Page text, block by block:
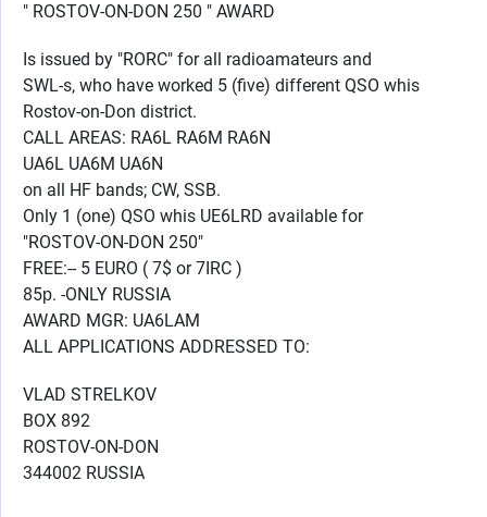
" ROSTOV-ON-DON 250 " AWARD
Is issued by "RORC" for all radioamateurs and
SWL-s, who have worked 5 (five) different QSO whis
Rostov-on-Don district.
CALL AREAS: RA6L RA6M RA6N
UA6L UA6M UA6N
on all HF bands; CW, SSB.
Only 1 (one) QSO whis UE6LRD available for
"ROSTOV-ON-DON 250"
FREE:-- 5 EURO ( 7$ or 7IRC )
85р. -ONLY RUSSIA
AWARD MGR: UA6LAM
ALL APPLICATIONS ADDRESSED TO:
VLAD STRELKOV
BOX 892
ROSTOV-ON-DON
344002 RUSSIA